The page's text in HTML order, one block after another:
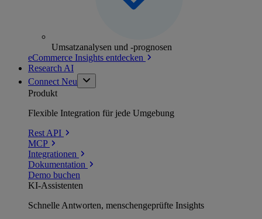
Umsatzanalysen und -prognosen
eCommerce Insights entdecken
Research AI
Connect Neu
Produkt
Flexible Integration für jede Umgebung
Rest API
MCP
Integrationen
Dokumentation
Demo buchen
KI-Assistenten
Schnelle Antworten, menschengeprüfte Insights